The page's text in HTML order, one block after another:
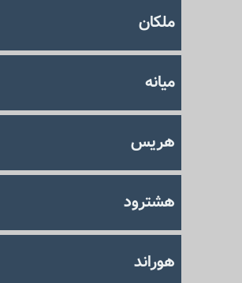
ملکان
میانه
هریس
هشترود
هوراند